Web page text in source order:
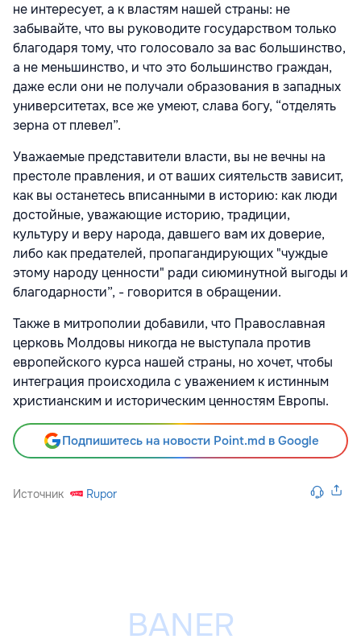
не интересует, а к властям нашей страны: не
забывайте, что вы руководите государством только
благодаря тому, что голосовало за вас большинство,
а не меньшинство, и что это большинство граждан,
даже если они не получали образования в западных
университетах, все же умеют, слава богу, “отделять
зерна от плевел”.
Уважаемые представители власти, вы не вечны на
престоле правления, и от ваших сиятельств зависит,
как вы останетесь вписанными в историю: как люди
достойные, уважающие историю, традиции,
культуру и веру народа, давшего вам их доверие,
либо как предателей, пропагандирующих "чуждые
этому народу ценности" ради сиюминутной выгоды и
благодарности”, - говорится в обращении.
Также в митрополии добавили, что Православная
церковь Молдовы никогда не выступала против
европейского курса нашей страны, но хочет, чтобы
интеграция происходила с уважением к истинным
христианским и историческим ценностям Европы.
Подпишитесь на новости Point.md в Google
Источник Rupor